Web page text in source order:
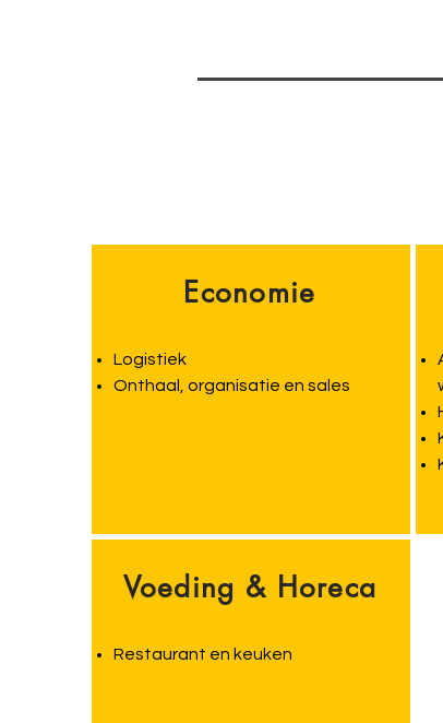
Economie
Logistiek
Onthaal, organisatie en sales
Voeding & Horeca
Restaurant en keuken